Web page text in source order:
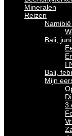
Mineralen
Reizen
Bali,
I
Bali,
Mijn
3